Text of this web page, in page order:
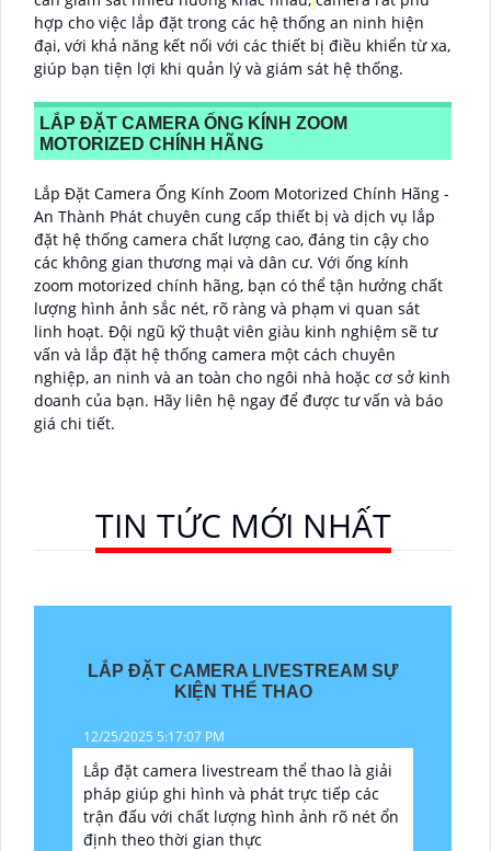
hợp cho việc lắp đặt trong các hệ thống an ninh hiện
đại, với khả năng kết nối với các thiết bị điều khiển từ xa,
giúp bạn tiện lợi khi quản lý và giám sát hệ thống.
LẮP ĐẶT CAMERA ỐNG KÍNH ZOOM
MOTORIZED CHÍNH HÃNG
Lắp Đặt Camera Ống Kính Zoom Motorized Chính Hãng -
An Thành Phát chuyên cung cấp thiết bị và dịch vụ lắp
đặt hệ thống camera chất lượng cao, đáng tin cậy cho
các không gian thương mại và dân cư. Với ống kính
zoom motorized chính hãng, bạn có thể tận hưởng chất
lượng hình ảnh sắc nét, rõ ràng và phạm vi quan sát
linh hoạt. Đội ngũ kỹ thuật viên giàu kinh nghiệm sẽ tư
vấn và lắp đặt hệ thống camera một cách chuyên
nghiệp, an ninh và an toàn cho ngôi nhà hoặc cơ sở kinh
doanh của bạn. Hãy liên hệ ngay để được tư vấn và báo
giá chi tiết.
TIN TỨC MỚI NHẤT
LẮP ĐẶT CAMERA LIVESTREAM SỰ
KIỆN THỂ THAO
12/25/2025 5:17:07 PM
Lắp đặt camera livestream thể thao là giải
pháp giúp ghi hình và phát trực tiếp các
trận đấu với chất lượng hình ảnh rõ nét ổn
định theo thời gian thực